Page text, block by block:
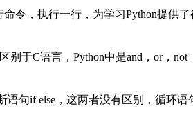
令，执行一行，为学习Python提供了
于C语言，Python中是and，or，not
句if else，这两者没有区别，循环语